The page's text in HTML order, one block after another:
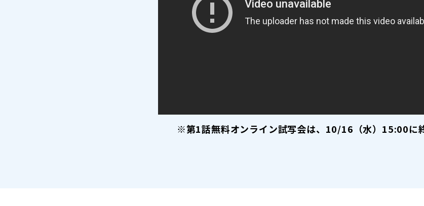
※第1話無料オンライン試写会は、10/16（水）15:00に